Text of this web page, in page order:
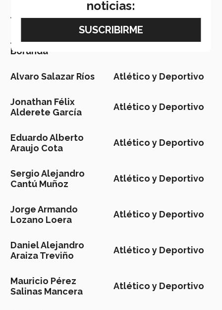
Joel Nogueda Flores Atlético y Deportivo
Juan Alberto Wong
Borunda
Alvaro Salazar Ríos Atlético y Deportivo
Jonathan Félix
Alderete García
Atlético y Deportivo
Eduardo Alberto
Araujo Cota
Atlético y Deportivo
Sergio Alejandro
Cantú Muñoz
Atlético y Deportivo
Jorge Armando
Lozano Loera
Atlético y Deportivo
Daniel Alejandro
Araiza Treviño
Atlético y Deportivo
Mauricio Pérez
Salinas Mancera
Atlético y Deportivo
noticias: